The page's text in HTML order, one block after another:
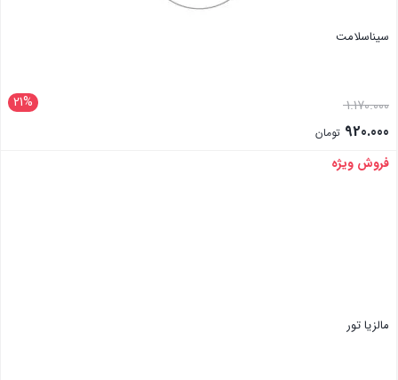
سیناسلامت
21% 1.170.000
920.000 تومان
بستن
فروش ویژه
مالزیا تور